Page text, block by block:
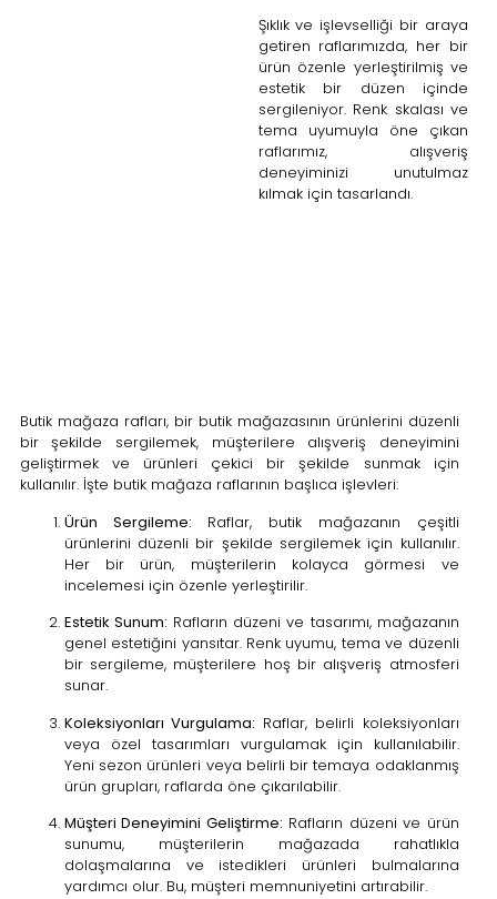
Şıklık ve işlevselliği bir araya
getiren raflarımızda, her bir
ürün özenle yerleştirilmiş ve
estetik bir düzen içinde
sergileniyor. Renk skalası ve
tema uyumuyla öne çıkan
raflarımız, alışveriş
deneyiminizi unutulmaz
kılmak için tasarlandı.
Butik mağaza rafları, bir butik mağazasının ürünlerini düzenli
bir şekilde sergilemek, müşterilere alışveriş deneyimini
geliştirmek ve ürünleri çekici bir şekilde sunmak için
kullanılır. İşte butik mağaza raflarının başlıca işlevleri:
Ürün Sergileme: Raflar, butik mağazanın çeşitli
ürünlerini düzenli bir şekilde sergilemek için kullanılır.
Her bir ürün, müşterilerin kolayca görmesi ve
incelemesi için özenle yerleştirilir.
Estetik Sunum: Rafların düzeni ve tasarımı, mağazanın
genel estetiğini yansıtar. Renk uyumu, tema ve düzenli
bir sergileme, müşterilere hoş bir alışveriş atmosferi
sunar.
Koleksiyonları Vurgulama: Raflar, belirli koleksiyonları
veya özel tasarımları vurgulamak için kullanılabilir.
Yeni sezon ürünleri veya belirli bir temaya odaklanmış
ürün grupları, raflarda öne çıkarılabilir.
Müşteri Deneyimini Geliştirme: Rafların düzeni ve ürün
sunumu, müşterilerin mağazada rahatlıkla
dolaşmalarına ve istedikleri ürünleri bulmalarına
yardımcı olur. Bu, müşteri memnuniyetini artırabilir.